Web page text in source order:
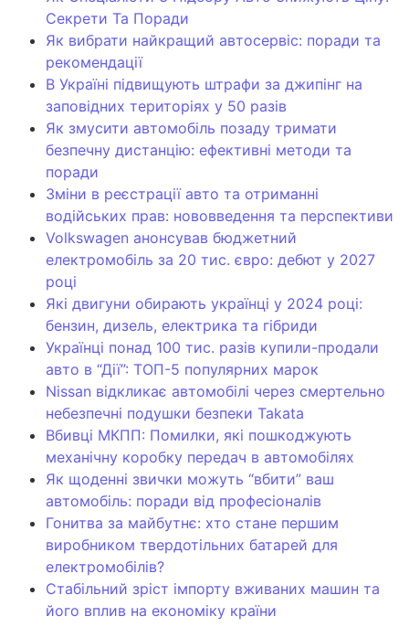
Секрети Та Поради
Як вибрати найкращий автосервіс: поради та
рекомендації
В Україні підвищують штрафи за джипінг на
заповідних територіях у 50 разів
Як змусити автомобіль позаду тримати
безпечну дистанцію: ефективні методи та
поради
Зміни в реєстрації авто та отриманні
водійських прав: нововведення та перспективи
Volkswagen анонсував бюджетний
електромобіль за 20 тис. євро: дебют у 2027
році
Які двигуни обирають українці у 2024 році:
бензин, дизель, електрика та гібриди
Українці понад 100 тис. разів купили-продали
авто в “Дії”: ТОП-5 популярних марок
Nissan відкликає автомобілі через смертельно
небезпечні подушки безпеки Takata
Вбивці МКПП: Помилки, які пошкоджують
механічну коробку передач в автомобілях
Як щоденні звички можуть “вбити” ваш
автомобіль: поради від професіоналів
Гонитва за майбутнє: хто стане першим
виробником твердотільних батарей для
електромобілів?
Стабільний зріст імпорту вживаних машин та
його вплив на економіку країни